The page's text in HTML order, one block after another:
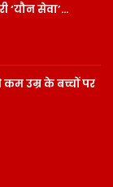
‘यौन सेवा’…
उम्र के बच्चों पर